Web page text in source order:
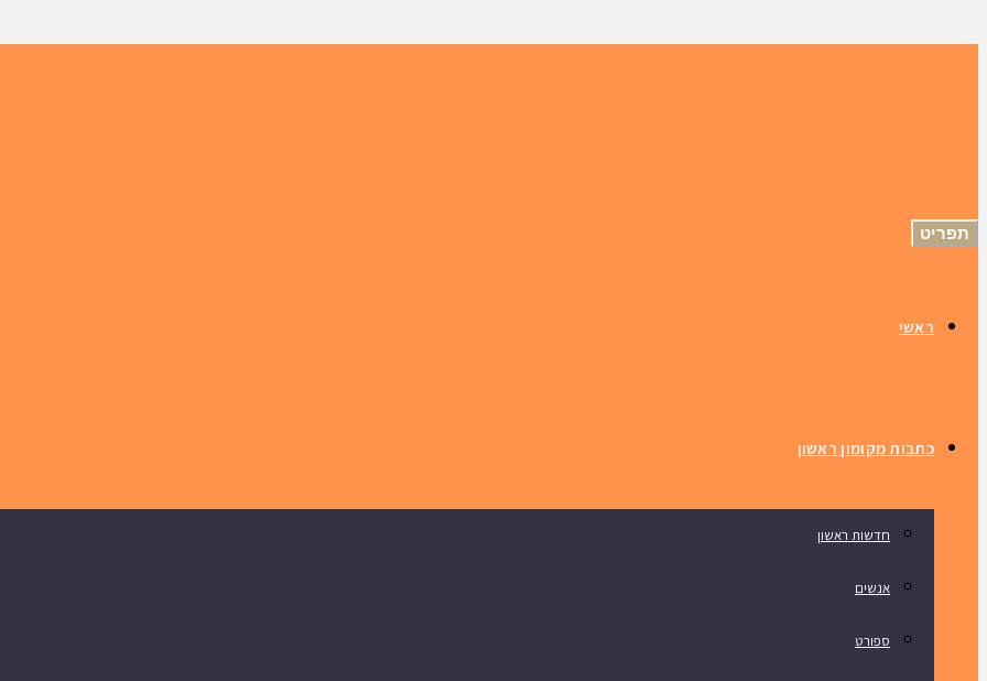
תפריט
ראשי
כתבות מקומון ראשון
חדשות ראשון
אנשים
ספורט